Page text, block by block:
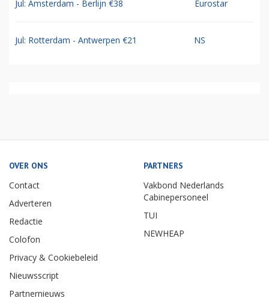
Jul: Amsterdam - Berlijn €38 Eurostar
Jul: Rotterdam - Antwerpen €21 NS
OVER ONS
Contact
Adverteren
Redactie
Colofon
Privacy & Cookiebeleid
Nieuwsscript
Partnernieuws
PARTNERS
Vakbond Nederlands
Cabinepersoneel
TUI
NEWHEAP